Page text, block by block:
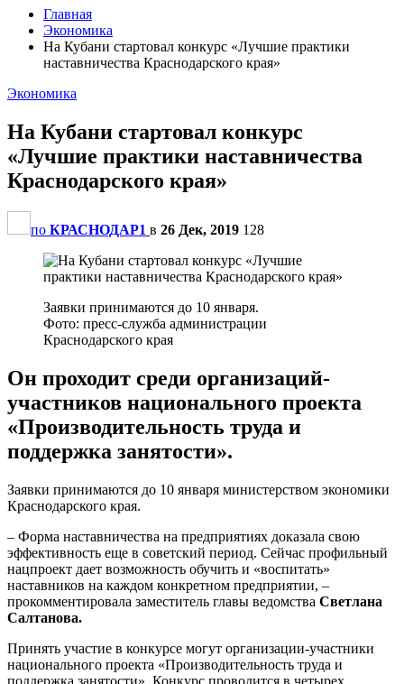
Главная
Экономика
На Кубани стартовал конкурс «Лучшие практики
наставничества Краснодарского края»
Экономика
На Кубани стартовал конкурс
«Лучшие практики наставничества
Краснодарского края»
по КРАСНОДАР1 в 26 Дек, 2019 128
Заявки принимаются до 10 января.
Фото: пресс-служба администрации
Краснодарского края
Он проходит среди организаций-
участников национального проекта
«Производительность труда и
поддержка занятости».
Заявки принимаются до 10 января министерством экономики
Краснодарского края.
– Форма наставничества на предприятиях доказала свою
эффективность еще в советский период. Сейчас профильный
нацпроект дает возможность обучить и «воспитать»
наставников на каждом конкретном предприятии, –
прокомментировала заместитель главы ведомства Светлана
Салтанова.
Принять участие в конкурсе могут организации-участники
национального проекта «Производительность труда и
поддержка занятости». Конкурс проводится в четырех